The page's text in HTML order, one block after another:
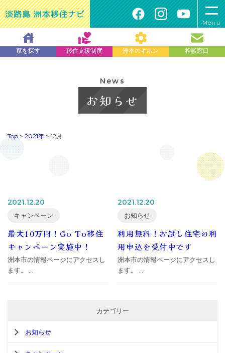
Menu
家を探す 移住支援制度 洲本のキホン 相談窓口
News
お知らせ
Top > 2021年 > 12月
2021.12.20
キャンペーン
最大10万円！Go To移住
キャンペーン実施中！
洲本市の情報ページにアクセスし
ます。 ...
2021.12.20
お知らせ
利用無料！お試し住宅の利
用申込を受付中です
洲本市の情報ページにアクセスし
ます。 ...
カテゴリー
お知らせ